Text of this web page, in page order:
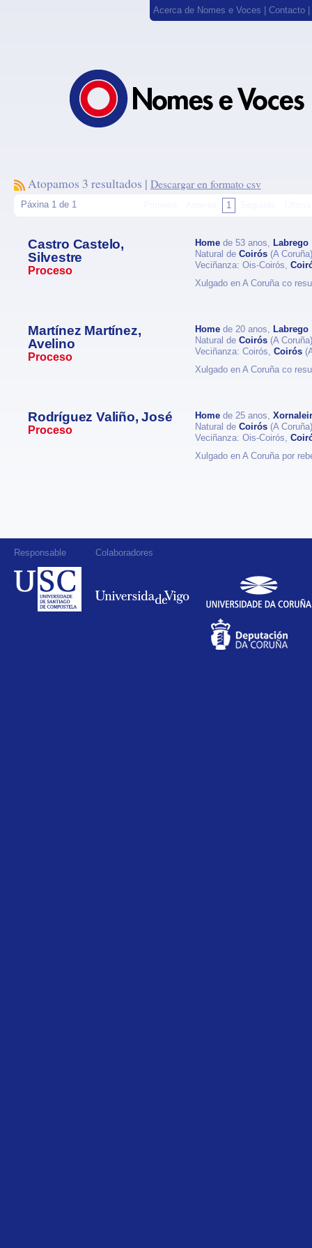
Acerca de Nomes e Voces Contacto
Atopamos 3 resultados | Descargar en formato csv
Páxina 1 de 1 1
Castro Castelo,
Silvestre
Proceso
Home de 53 anos, Labrego
Natural de Coirós (A Coruña)
Veciñanza: Ois-Coirós,
Xulgado en A Coruña co
Martínez Martínez,
Avelino
Proceso
Home de 20 anos, Labrego
Natural de Coirós (A Coruña)
Veciñanza: Coirós, Coirós
Xulgado en A Coruña co
Rodríguez Valiño, José
Proceso
Home de 25 anos,
Natural de Coirós (A Coruña)
Veciñanza: Ois-Coirós,
Xulgado en A Coruña por
Responsable Colaboradores